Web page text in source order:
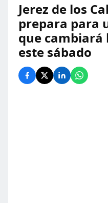
Jerez de los
prepara para
que cambiará
este sábado